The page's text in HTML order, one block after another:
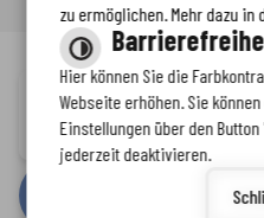
Inhalt-Impressum-
bycm
Immer auf dem neuesten
www.enkreis.de möchte Ihnen
zu ermöglichen. Mehr dazu in
Hier können Sie die
Webseite erhöhen. Sie
Einstellungen über den
jederzeit deaktivieren.